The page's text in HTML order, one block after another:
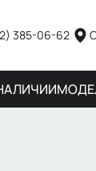
385-06-62